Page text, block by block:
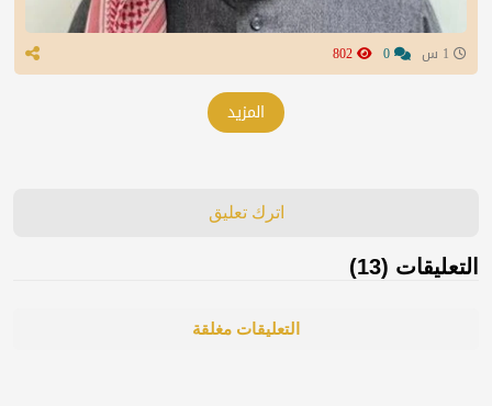
المزيد
اترك تعليق
التعليقات (13)
التعليقات مغلقة